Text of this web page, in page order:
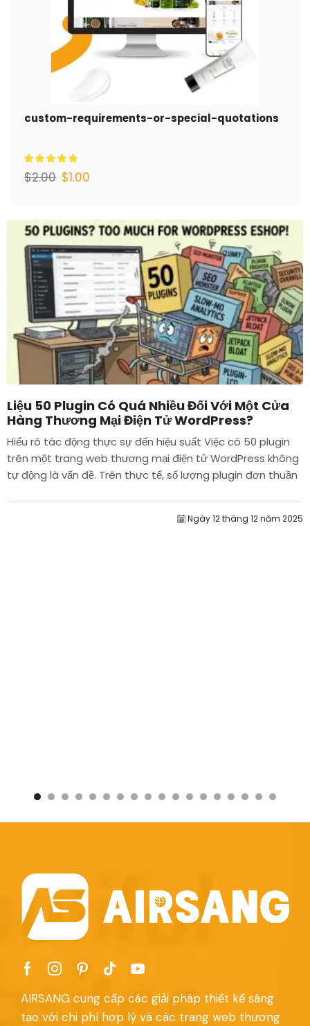
custom-requirements-or-special-quotations
$2.00 $1.00
Liệu 50 Plugin Có Quá Nhiều Đối Với Một Cửa
Hàng Thương Mại Điện Tử WordPress?
Hiểu rõ tác động thực sự đến hiệu suất Việc có 50 plugin
trên một trang web thương mại điện tử WordPress không
tự động là vấn đề. Trên thực tế, số lượng plugin đơn thuần
Ngày 12 tháng 12 năm 2025
AIRSANG cung cấp các giải pháp thiết kế sáng
tạo với chi phí hợp lý và các trang web thương